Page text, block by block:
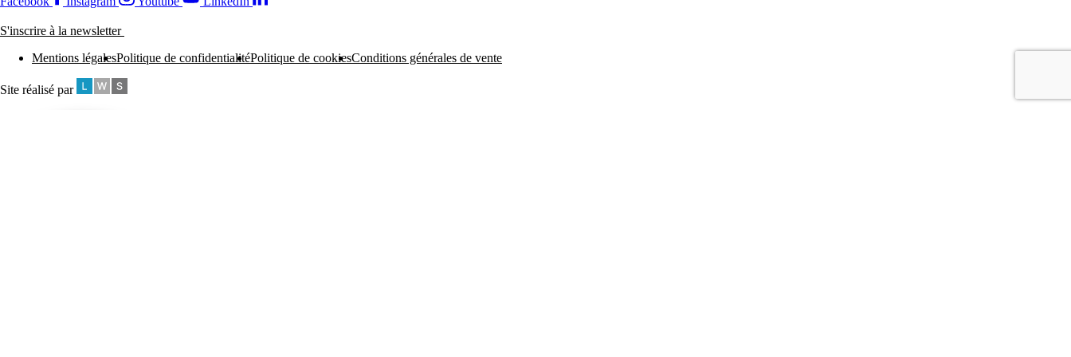
S'inscrire à la newsletter
Mentions légalesPolitique de confidentialitéPolitique de cookiesConditions générales de vente
Site réalisé par